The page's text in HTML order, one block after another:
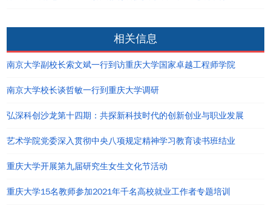
相关信息
南京大学副校长索文斌一行到访重庆大学国家卓越工程师学院
南京大学校长谈哲敏一行到重庆大学调研
弘深科创沙龙第十四期：共探新科技时代的创新创业与职业发展
艺术学院党委深入贯彻中央八项规定精神学习教育读书班结业
重庆大学开展第九届研究生女生文化节活动
重庆大学15名教师参加2021年千名高校就业工作者专题培训